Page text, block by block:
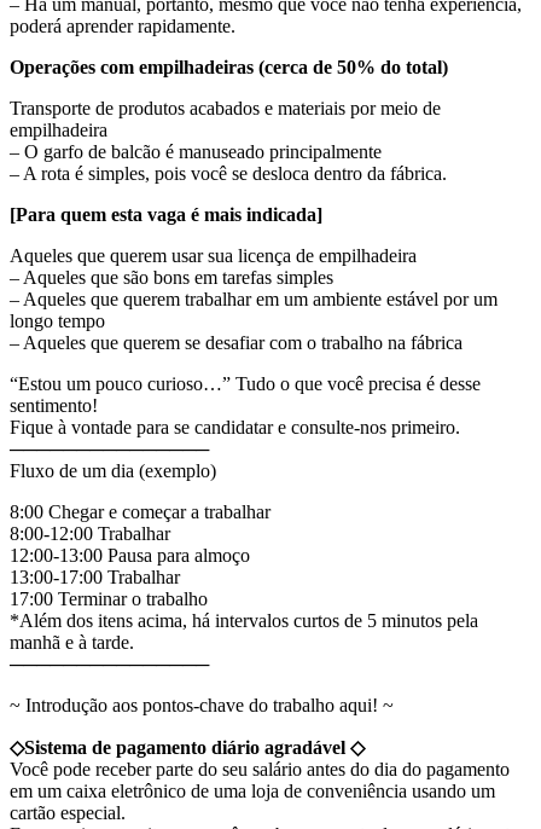
– Há um manual, portanto, mesmo que você não tenha experiência,
poderá aprender rapidamente.
Operações com empilhadeiras (cerca de 50% do total)
Transporte de produtos acabados e materiais por meio de
empilhadeira
– O garfo de balcão é manuseado principalmente
– A rota é simples, pois você se desloca dentro da fábrica.
[Para quem esta vaga é mais indicada]
Aqueles que querem usar sua licença de empilhadeira
– Aqueles que são bons em tarefas simples
– Aqueles que querem trabalhar em um ambiente estável por um
longo tempo
– Aqueles que querem se desafiar com o trabalho na fábrica
“Estou um pouco curioso…” Tudo o que você precisa é desse
sentimento!
Fique à vontade para se candidatar e consulte-nos primeiro.
───────────────
Fluxo de um dia (exemplo)
8:00 Chegar e começar a trabalhar
8:00-12:00 Trabalhar
12:00-13:00 Pausa para almoço
13:00-17:00 Trabalhar
17:00 Terminar o trabalho
*Além dos itens acima, há intervalos curtos de 5 minutos pela
manhã e à tarde.
───────────────
~ Introdução aos pontos-chave do trabalho aqui! ~
◇Sistema de pagamento diário agradável ◇
Você pode receber parte do seu salário antes do dia do pagamento
em um caixa eletrônico de uma loja de conveniência usando um
cartão especial.